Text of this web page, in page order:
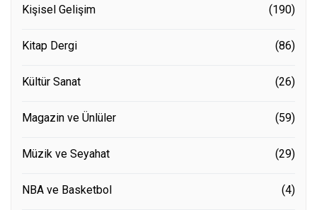
Kişisel Gelişim (190)
Kitap Dergi (86)
Kültür Sanat (26)
Magazin ve Ünlüler (59)
Müzik ve Seyahat (29)
NBA ve Basketbol (4)